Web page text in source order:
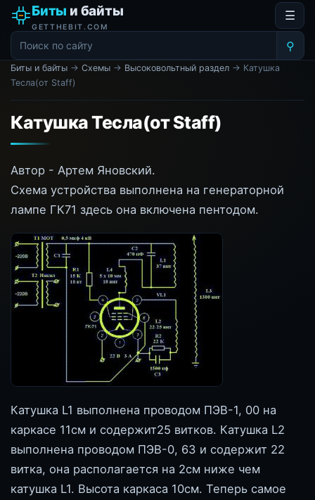
Биты и байты
GETTHEBIT.COM
☰
⚲
Биты и байты → Схемы → Высоковольтный раздел → Катушка
Тесла(от Staff)
Катушка Тесла(от Staff)
Автор - Артем Яновский.
Схема устройства выполнена на генераторной
лампе ГК71 здесь она включена пентодом.
Катушка L1 выполнена проводом ПЭВ-1, 00 на
каркасе 11см и содержит25 витков. Катушка L2
выполнена проводом ПЭВ-0, 63 и содержит 22
витка, она располагается на 2см ниже чем
катушка L1. Высота каркаса 10см. Теперь самое